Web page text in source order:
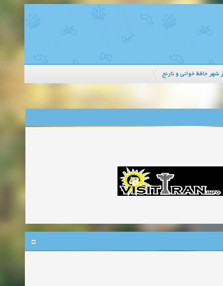
شهر حافظ خوانی و نارنج